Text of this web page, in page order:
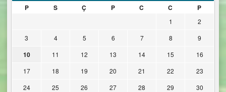
P
S Ç P C C P
1
2
3
4 5 6 7 8 9
10 11 12 13 14 15
16
17
18 19 20 21 22
23
24
25 26 27 28 29
30